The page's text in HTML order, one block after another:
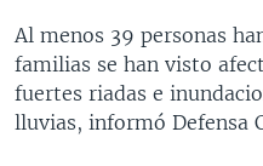
LAS CLAVES
PANORAMA
BUENOS DÍAS AMÉRICA
ESTADOS UNIDOS AL DÍA
EL MUNDO AL DÍA [RADIO]
Learning English
SÍGANOS
Al menos 39 personas
familias se han visto
fuertes riadas e
lluvias, informó Defensa